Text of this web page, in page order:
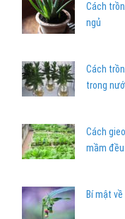
Cách
ngủ
Cách
trong
Cách
mầm đều
Bí mật